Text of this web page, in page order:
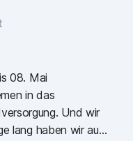
08. Mai
in das
Und wir
lang haben wir auf